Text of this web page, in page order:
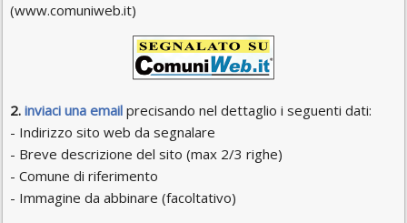
(www.comuniweb.it)
2. inviaci una emailprecisando nel dettaglio i seguenti dati:
- Indirizzo sito web da segnalare
- Breve descrizione del sito (max 2/3 righe)
- Comune di riferimento
- Immagine da abbinare (facoltativo)